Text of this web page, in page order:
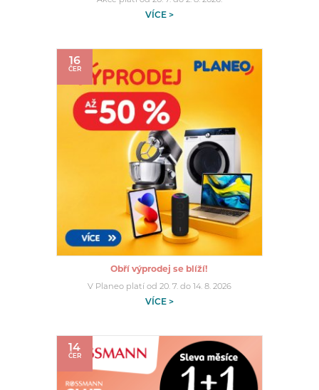
VÍCE >
16
ČER
Obří výprodej se blíží!
V Planeo platí od 20. 7. do 14. 8. 2026
VÍCE >
14
ČER